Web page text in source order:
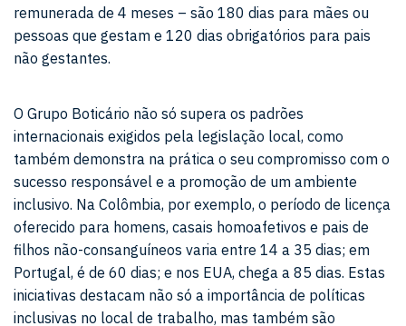
remunerada de 4 meses – são 180 dias para mães ou
pessoas que gestam e 120 dias obrigatórios para pais
não gestantes.
O Grupo Boticário não só supera os padrões
internacionais exigidos pela legislação local, como
também demonstra na prática o seu compromisso com o
sucesso responsável e a promoção de um ambiente
inclusivo. Na Colômbia, por exemplo, o período de licença
oferecido para homens, casais homoafetivos e pais de
filhos não-consanguíneos varia entre 14 a 35 dias; em
Portugal, é de 60 dias; e nos EUA, chega a 85 dias. Estas
iniciativas destacam não só a importância de políticas
inclusivas no local de trabalho, mas também são